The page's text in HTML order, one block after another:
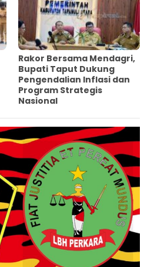
Rakor Bersama Mendagri,
Bupati Taput Dukung
Pengendalian Inflasi dan
Program Strategis
Nasional‎